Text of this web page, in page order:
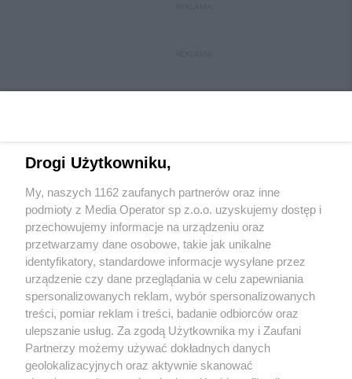
Wydawca mediówlokalnych
Nie zapomnij
zapoznać się z:
polityką prywatności regulamin korzystania z portali
Twojemiasto
Piekary Śląskie
Chorzów
Skontakuj sięz nami
Kontakt
Wydawca
Drogi Użytkowniku,
My, naszych 1162 zaufanych partnerów oraz inne
podmioty z Media Operator sp z.o.o. uzyskujemy dostęp i
przechowujemy informacje na urządzeniu oraz
przetwarzamy dane osobowe, takie jak unikalne
identyfikatory, standardowe informacje wysyłane przez
urządzenie czy dane przeglądania w celu zapewniania
spersonalizowanych reklam, wybór spersonalizowanych
treści, pomiar reklam i treści, badanie odbiorców oraz
ulepszanie usług. Za zgodą Użytkownika my i Zaufani
Partnerzy możemy używać dokładnych danych
geolokalizacyjnych oraz aktywnie skanować